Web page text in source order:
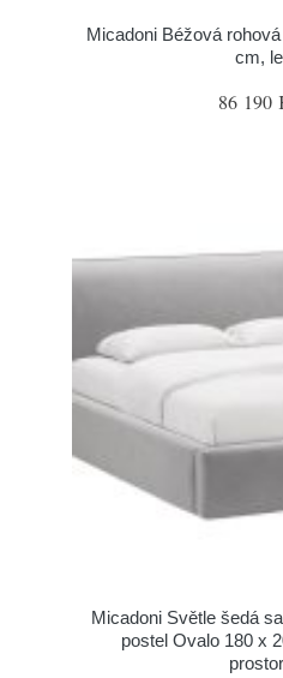
Micadoni Béžová
cm,
86 190
Micadoni Světle šedá
postel Ovalo 180 x